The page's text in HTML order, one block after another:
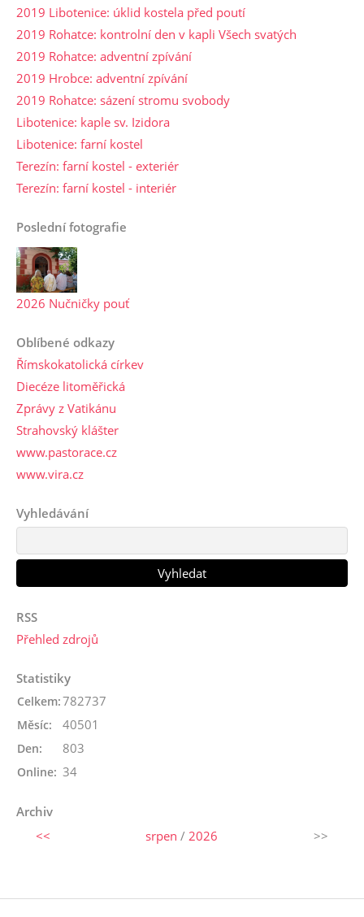
2019 Libotenice: úklid kostela před poutí
2019 Rohatce: kontrolní den v kapli Všech svatých
2019 Rohatce: adventní zpívání
2019 Hrobce: adventní zpívání
2019 Rohatce: sázení stromu svobody
Libotenice: kaple sv. Izidora
Libotenice: farní kostel
Terezín: farní kostel - exteriér
Terezín: farní kostel - interiér
Poslední fotografie
2026 Nučničky pouť
Oblíbené odkazy
Římskokatolická církev
Diecéze litoměřická
Zprávy z Vatikánu
Strahovský klášter
www.pastorace.cz
www.vira.cz
Vyhledávání
RSS
Přehled zdrojů
Statistiky
Online: 34
Celkem:782737
Měsíc: 40501
Den: 803
Archiv
<<
srpen / 2026 >>